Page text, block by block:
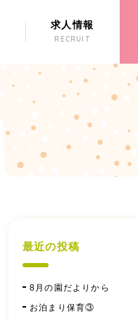
求人情報
RECRUIT
最近の投稿
8月の園だよりから
お泊まり保育③